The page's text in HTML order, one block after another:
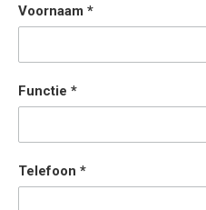
Voornaam
Functie
Telefoon